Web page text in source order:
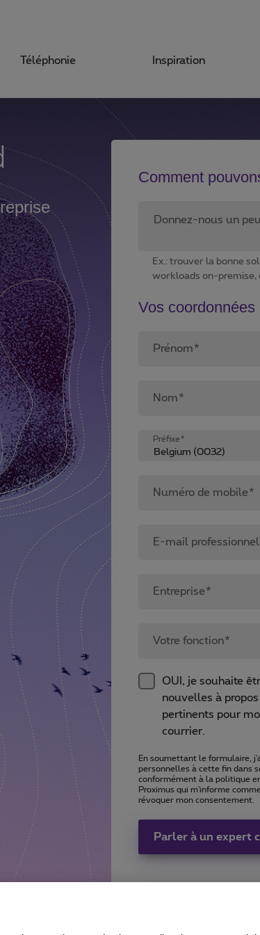
Téléphonie Inspiration
Comment
Ex.: trouver la bonne
workloads on-premise,
Vos coordonnées
Prénom*
Nom*
Préfixe*
Numéro de mobile*
E-mail
Entreprise*
Votre fonction*
OUI, je souhaite
nouvelles à
pertinents pour
courrier.
En soumettant le formulaire,
personnelles à cette fin dans
conformément à la politique
Proximus qui m'informe
révoquer mon consentement.
Parler à un expert